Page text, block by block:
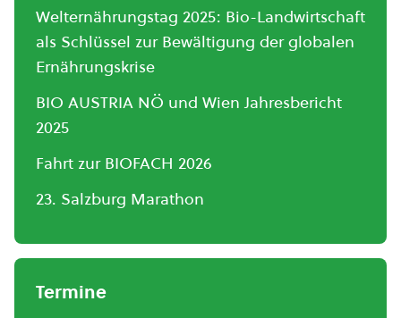
Welternährungstag 2025: Bio-Landwirtschaft
als Schlüssel zur Bewältigung der globalen
Ernährungskrise
BIO AUSTRIA NÖ und Wien Jahresbericht
2025
Fahrt zur BIOFACH 2026
23. Salzburg Marathon
Termine